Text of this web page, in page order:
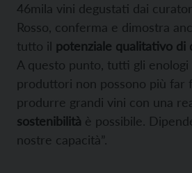
46mila vini degustati dai
Rosso, conferma e dimostra
tutto il potenziale qualitativo di
A questo punto, tutti gli
produttori non possono più far
produrre grandi vini con una
sostenibilità è possibile.
nostre capacità”.